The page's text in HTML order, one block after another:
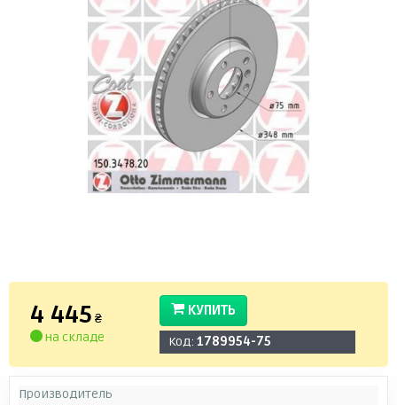
4 445 ₴
на складе
КУПИТЬ
Код: 1789954-75
Производитель